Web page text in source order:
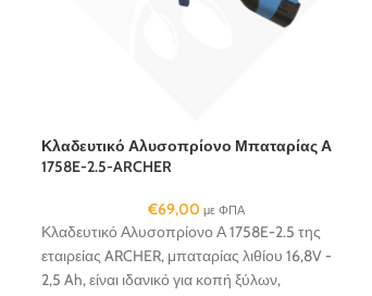
Κλαδευτικό Αλυσοπρίονο Μπαταρίας Α
1758E-2.5-ARCHER
€69,00 με ΦΠΑ
Κλαδευτικό Αλυσοπρίονο Α 1758E-2.5 της
εταιρείας ARCHER, μπαταρίας λιθίου 16,8V -
2,5 Ah, είναι ιδανικό για κοπή ξύλων,